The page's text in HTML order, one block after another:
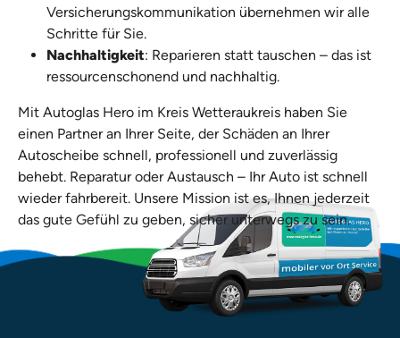
Versicherungskommunikation übernehmen wir alle
Schritte für Sie.
Nachhaltigkeit: Reparieren statt tauschen – das ist
ressourcenschonend und nachhaltig.
Mit Autoglas Hero im Kreis Wetteraukreis haben Sie
einen Partner an Ihrer Seite, der Schäden an Ihrer
Autoscheibe schnell, professionell und zuverlässig
behebt. Reparatur oder Austausch – Ihr Auto ist schnell
wieder fahrbereit. Unsere Mission ist es, Ihnen jederzeit
das gute Gefühl zu geben, sicher unterwegs zu sein.